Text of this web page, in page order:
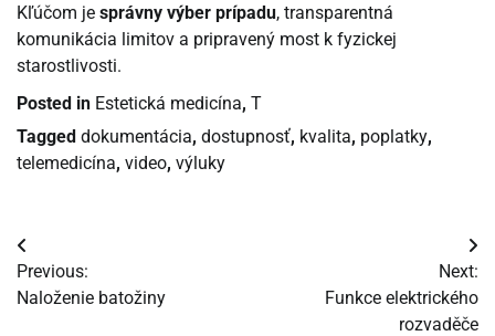
Kľúčom je správny výber prípadu, transparentná
komunikácia limitov a pripravený most k fyzickej
starostlivosti.
Posted in Estetická medicína, T
Tagged dokumentácia, dostupnosť, kvalita, poplatky,
telemedicína, video, výluky
Navigácia
v
Previous:
Naloženie batožiny
Next:
Funkce elektrického
rozvaděče